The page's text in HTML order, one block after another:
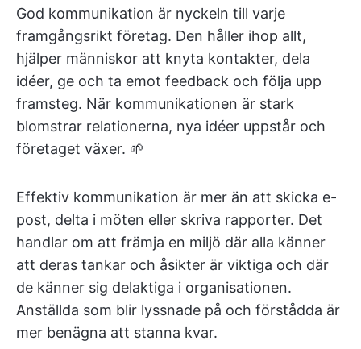
God kommunikation är nyckeln till varje
framgångsrikt företag. Den håller ihop allt,
hjälper människor att knyta kontakter, dela
idéer, ge och ta emot feedback och följa upp
framsteg. När kommunikationen är stark
blomstrar relationerna, nya idéer uppstår och
företaget växer. 🌱
Effektiv kommunikation är mer än att skicka e-
post, delta i möten eller skriva rapporter. Det
handlar om att främja en miljö där alla känner
att deras tankar och åsikter är viktiga och där
de känner sig delaktiga i organisationen.
Anställda som blir lyssnade på och förstådda är
mer benägna att stanna kvar.